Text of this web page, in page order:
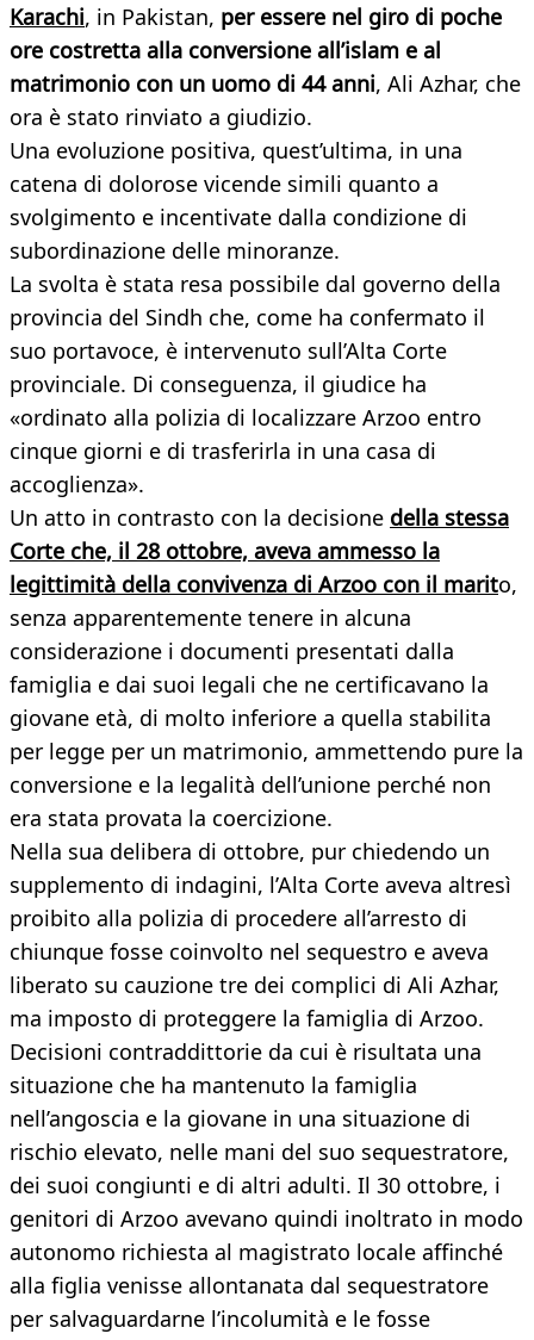
Karachi, in Pakistan, per essere nel giro di poche
ore costretta alla conversione all’islam e al
matrimonio con un uomo di 44 anni, Ali Azhar, che
ora è stato rinviato a giudizio.
Una evoluzione positiva, quest’ultima, in una
catena di dolorose vicende simili quanto a
svolgimento e incentivate dalla condizione di
subordinazione delle minoranze.
La svolta è stata resa possibile dal governo della
provincia del Sindh che, come ha confermato il
suo portavoce, è intervenuto sull’Alta Corte
provinciale. Di conseguenza, il giudice ha
«ordinato alla polizia di localizzare Arzoo entro
cinque giorni e di trasferirla in una casa di
accoglienza».
Un atto in contrasto con la decisione della stessa
Corte che, il 28 ottobre, aveva ammesso la
legittimità della convivenza di Arzoo con il marito,
senza apparentemente tenere in alcuna
considerazione i documenti presentati dalla
famiglia e dai suoi legali che ne certificavano la
giovane età, di molto inferiore a quella stabilita
per legge per un matrimonio, ammettendo pure la
conversione e la legalità dell’unione perché non
era stata provata la coercizione.
Nella sua delibera di ottobre, pur chiedendo un
supplemento di indagini, l’Alta Corte aveva altresì
proibito alla polizia di procedere all’arresto di
chiunque fosse coinvolto nel sequestro e aveva
liberato su cauzione tre dei complici di Ali Azhar,
ma imposto di proteggere la famiglia di Arzoo.
Decisioni contraddittorie da cui è risultata una
situazione che ha mantenuto la famiglia
nell’angoscia e la giovane in una situazione di
rischio elevato, nelle mani del suo sequestratore,
dei suoi congiunti e di altri adulti. Il 30 ottobre, i
genitori di Arzoo avevano quindi inoltrato in modo
autonomo richiesta al magistrato locale affinché
alla figlia venisse allontanata dal sequestratore
per salvaguardarne l’incolumità e le fosse